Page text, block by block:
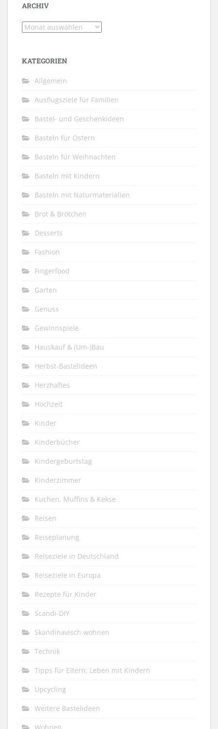
ARCHIV
Archiv
KATEGORIEN
Allgemein
Ausflugsziele für Familien
Bastel- und Geschenkideen
Basteln für Ostern
Basteln für Weihnachten
Basteln mit Kindern
Basteln mit Naturmaterialien
Brot & Brötchen
Desserts
Fashion
Fingerfood
Garten
Genuss
Gewinnspiele
Hauskauf & (Um-)Bau
Herbst-Bastelideen
Herzhaftes
Hochzeit
Kinder
Kinderbücher
Kindergeburtstag
Kinderzimmer
Kuchen, Muffins & Kekse
Reisen
Reiseplanung
Reiseziele in Deutschland
Reiseziele in Europa
Rezepte für Kinder
Scandi-DIY
Skandinavisch wohnen
Technik
Tipps für Eltern: Leben mit Kindern
Upcycling
Weitere Bastelideen